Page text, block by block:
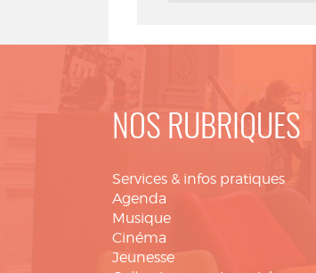
NOS RUBRIQUES
Services & infos pratiques
Agenda
Musique
Cinéma
Jeunesse